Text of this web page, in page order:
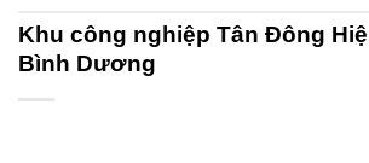
Khu công nghiệp Tân Đông
Bình Dương